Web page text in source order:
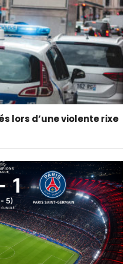
lors d’une violente rixe